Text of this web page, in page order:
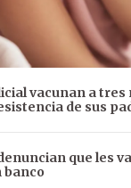
vacunan a tres
de sus
que les
banco